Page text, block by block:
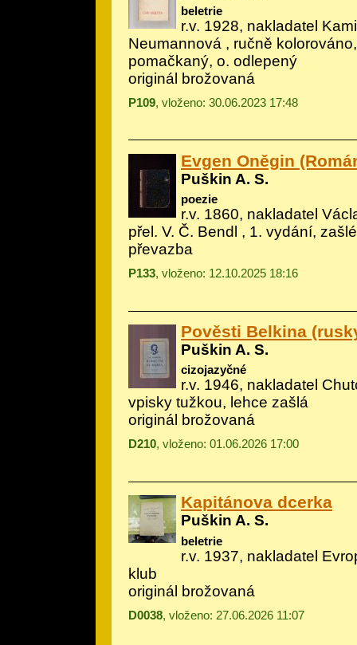
beletrie
r.v. 1928, nakladatel
Neumannová , ručně
pomačkaný, o. odlepený
originál brožovaná
P109, vloženo: 30.06.2023 17:48
Evgen Oněgin
Puškin A. S.
poezie
r.v. 1860, nakladatel
přel. V. Č. Bendl , 1. vydání,
převazba
P133, vloženo: 12.10.2025 18:16
Pověsti Belkina
Puškin A. S.
cizojazyčné
r.v. 1946, nakladatel
vpisky tužkou, lehce zašlá
originál brožovaná
D210, vloženo: 01.06.2026 17:00
Kapitánova dcerka
Puškin A. S.
beletrie
r.v. 1937, nakladatel
klub
originál brožovaná
D0038, vloženo: 27.06.2026 11:07